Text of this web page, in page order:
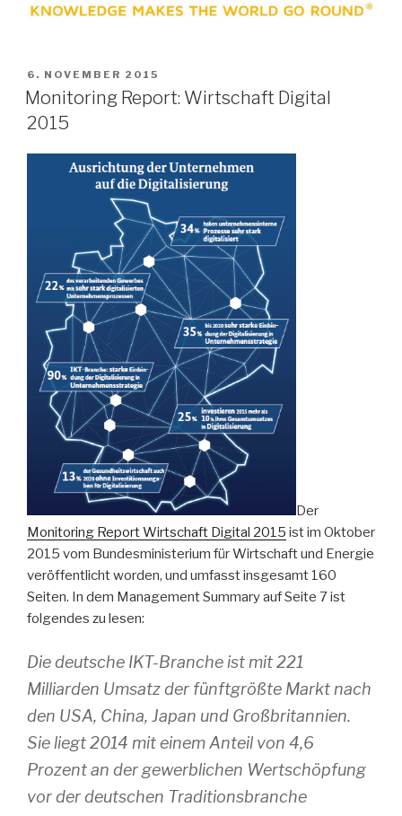
VERÖFFENTLICHT
AM
6. NOVEMBER 2015
Monitoring Report: Wirtschaft Digital
2015
Der
Monitoring Report Wirtschaft Digital 2015 ist im Oktober
2015 vom Bundesministerium für Wirtschaft und Energie
veröffentlicht worden, und umfasst insgesamt 160
Seiten. In dem Management Summary auf Seite 7 ist
folgendes zu lesen:
Die deutsche IKT-Branche ist mit 221
Milliarden Umsatz der fünftgrößte Markt nach
den USA, China, Japan und Großbritannien.
Sie liegt 2014 mit einem Anteil von 4,6
Prozent an der gewerblichen Wertschöpfung
vor der deutschen Traditionsbranche